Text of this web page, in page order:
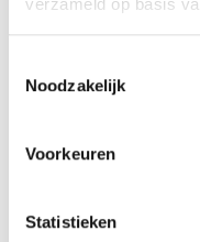
Noodzakelijk
Voorkeuren
Statistieken